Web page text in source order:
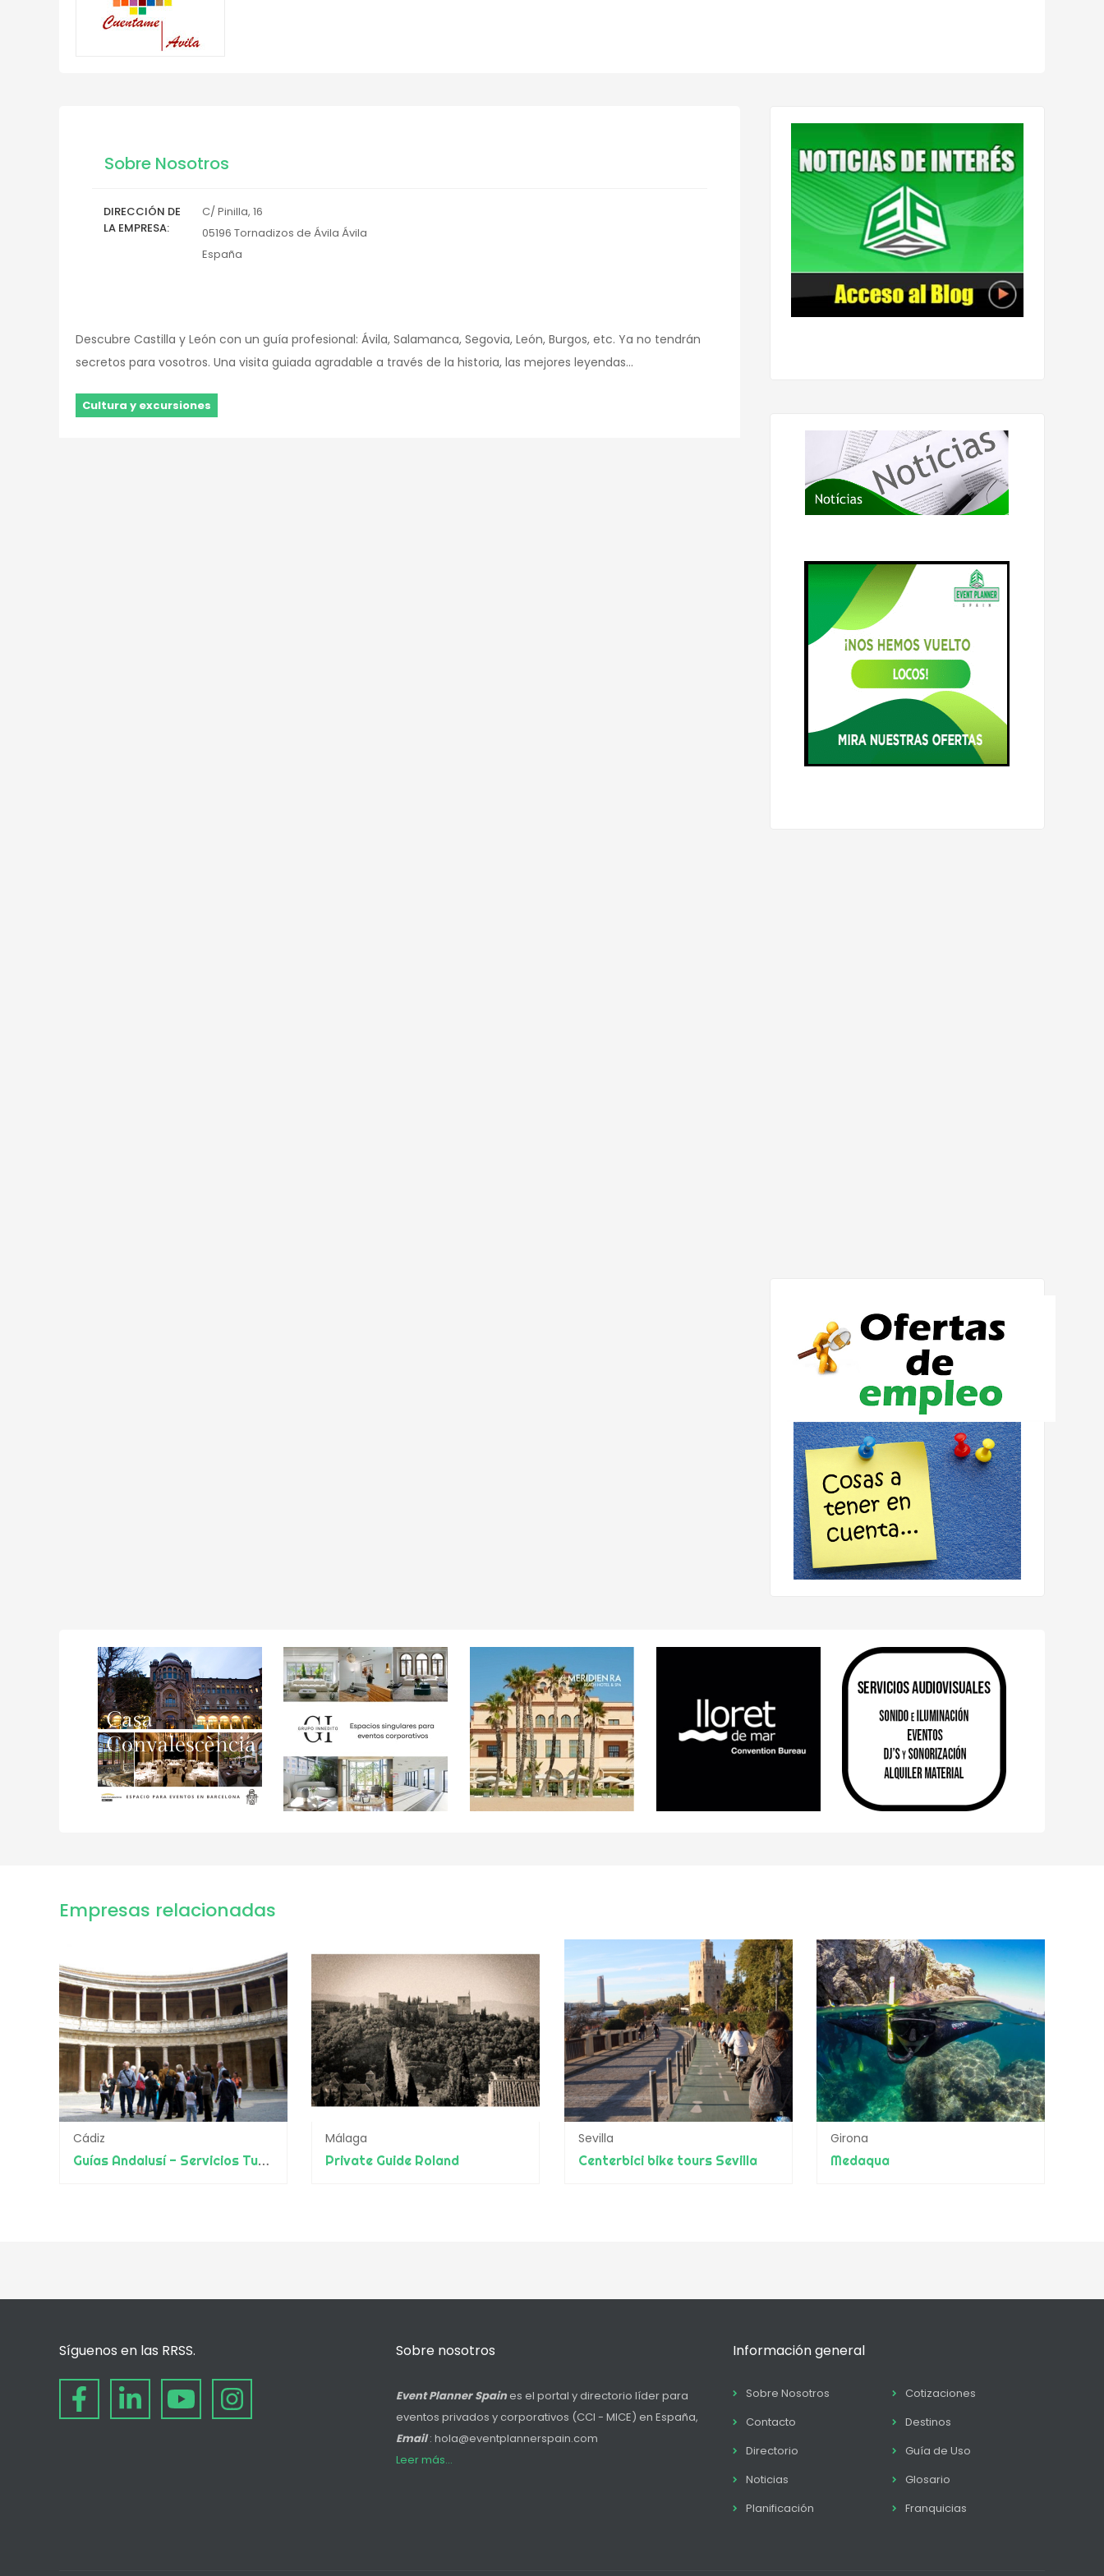
Sobre Nosotros
DIRECCIÓN DE
LA EMPRESA
C/ Pinilla, 16
05196 Tornadizos de Ávila Ávila
España
Descubre Castilla y León con un guía profesional: Ávila, Salamanca, Segovia, León, Burgos, etc. Ya no tendrán
secretos para vosotros. Una visita guiada agradable a través de la historia, las mejores leyendas…
Cultura y excursiones
Empresas relacionadas
Cádiz
Guías Andalusí - Servicios Turísticos en toda España e Islas
Málaga
Private Guide Roland
Sevilla
Centerbici bike tours Sevilla
Girona
Medaqua
Síguenos en las RRSS. Sobre nosotros
Event Planner Spaines el portal y directorio líder para
eventos privados y corporativos (CCI - MICE) en España,
Email: hola@eventplannerspain.com
Leer más...
Información general
Sobre Nosotros
Cotizaciones
Contacto
Destinos
Directorio
Guía de Uso
Noticias
Glosario
Planificación
Franquicias